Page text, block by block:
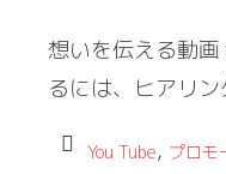
想いを伝える動
るには、ヒアリ
You Tube, プロモ